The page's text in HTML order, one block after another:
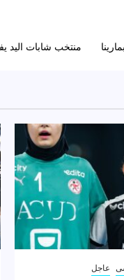
منتخب شابات اليد
عاجل